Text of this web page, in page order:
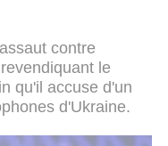
contre
le
qu'il accuse d'un
d'Ukraine.